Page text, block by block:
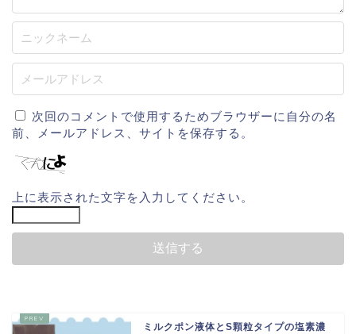
次回のコメントで使用するためブラウザーに自分の名
前、メールアドレス、サイトを保存する。
上に表示された文字を入力してください。
ミルクポン液体とS顆粒タイプの塩素濃